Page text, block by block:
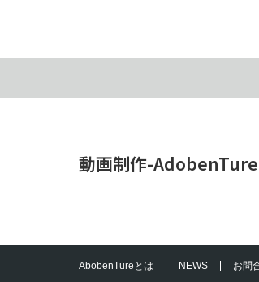
動画制作-AdobenTure
AbobenTureとは NEWS お問